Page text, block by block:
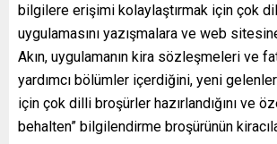
bilgilere erişimi kolaylaştırmak için çok
uygulamasını yazışmalara ve web
Akın, uygulamanın kira sözleşmeleri ve
yardımcı bölümler içerdiğini, yeni
için çok dilli broşürler hazırlandığını ve
behalten” bilgilendirme broşürünün